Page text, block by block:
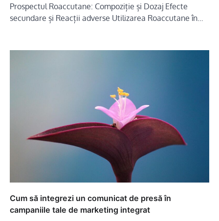
Prospectul Roaccutane: Compoziție și Dozaj Efecte
secundare și Reacții adverse Utilizarea Roaccutane în…
Cum să integrezi un comunicat de presă în
campaniile tale de marketing integrat